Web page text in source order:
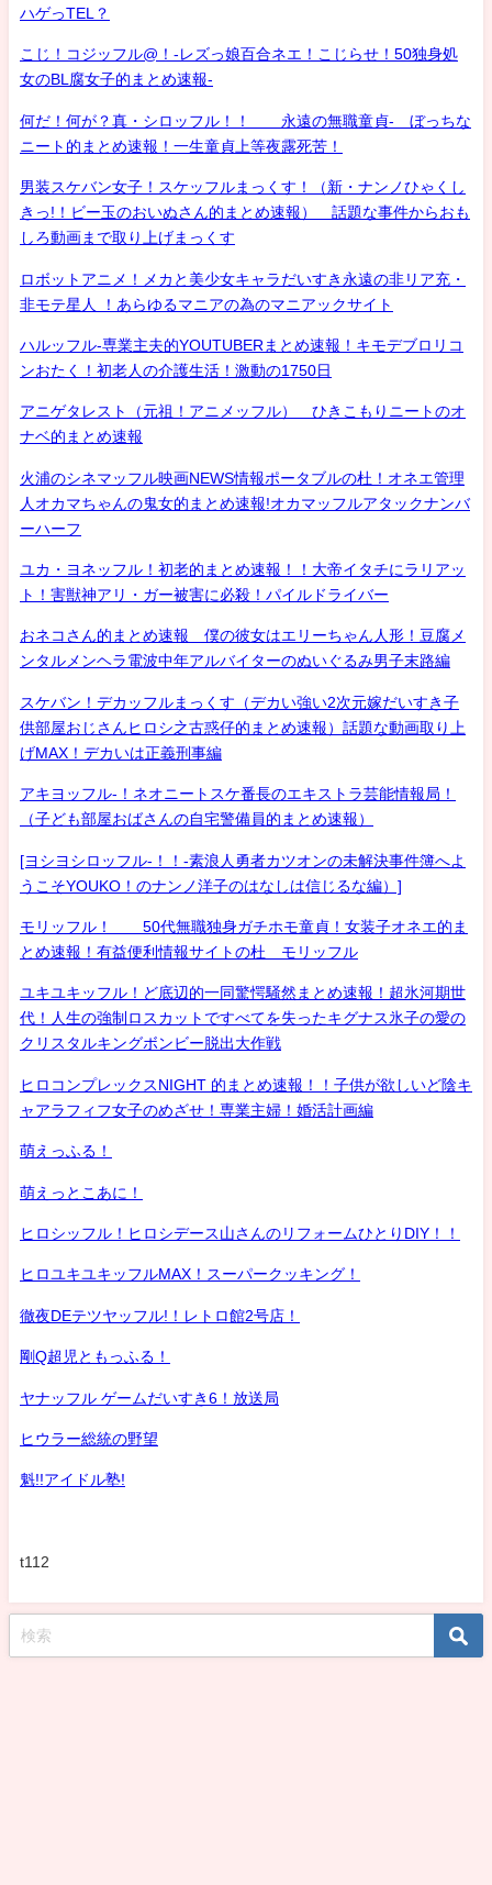
ハゲっTEL？
こじ！コジッフル@！-レズっ娘百合ネエ！こじらせ！50独身処
女のBL腐女子的まとめ速報-
何だ！何が？真・シロッフル！！ 永遠の無職童貞- ぼっちな
ニート的まとめ速報！一生童貞上等夜露死苦！
男装スケバン女子！スケッフルまっくす！（新・ナンノひゃくし
きっ!！ビー玉のおいぬさん的まとめ速報） 話題な事件からおも
しろ動画まで取り上げまっくす
ロボットアニメ！メカと美少女キャラだいすき永遠の非リア充・
非モテ星人 ！あらゆるマニアの為のマニアックサイト
ハルッフル-専業主夫的YOUTUBERまとめ速報！キモデブロリコ
ンおたく！初老人の介護生活！激動の1750日
アニゲタレスト（元祖！アニメッフル） ひきこもりニートのオ
ナベ的まとめ速報
火浦のシネマッフル映画NEWS情報ポータブルの杜！オネエ管理
人オカマちゃんの鬼女的まとめ速報!オカマッフルアタックナンバ
ーハーフ
ユカ・ヨネッフル！初老的まとめ速報！！大帝イタチにラリアッ
ト！害獣神アリ・ガー被害に必殺！パイルドライバー
おネコさん的まとめ速報 僕の彼女はエリーちゃん人形！豆腐メ
ンタルメンヘラ電波中年アルバイターのぬいぐるみ男子末路編
スケバン！デカッフルまっくす（デカい強い2次元嫁だいすき子
供部屋おじさんヒロシ之古惑仔的まとめ速報）話題な動画取り上
げMAX！デカいは正義刑事編
アキヨッフル-！ネオニートスケ番長のエキストラ芸能情報局！
（子ども部屋おばさんの自宅警備員的まとめ速報）
[ヨシヨシロッフル-！！-素浪人勇者カツオンの未解決事件簿へよ
うこそYOUKO！のナンノ洋子のはなしは信じるな編）]
モリッフル！ 50代無職独身ガチホモ童貞！女装子オネエ的ま
とめ速報！有益便利情報サイトの杜 モリッフル
ユキユキッフル！ど底辺的一同驚愕騒然まとめ速報！超氷河期世
代！人生の強制ロスカットですべてを失ったキグナス氷子の愛の
クリスタルキングボンビー脱出大作戦
ヒロコンプレックスNIGHT 的まとめ速報！！子供が欲しいど陰キ
ャアラフィフ女子のめざせ！専業主婦！婚活計画編
萌えっふる！
萌えっとこあに！
ヒロシッフル！ヒロシデース山さんのリフォームひとりDIY！！
ヒロユキユキッフルMAX！スーパークッキング！
徹夜DEテツヤッフル!！レトロ館2号店！
剛Q超児ともっふる！
ヤナッフル ゲームだいすき6！放送局
ヒウラー総統の野望
魁!!アイドル塾!
t112